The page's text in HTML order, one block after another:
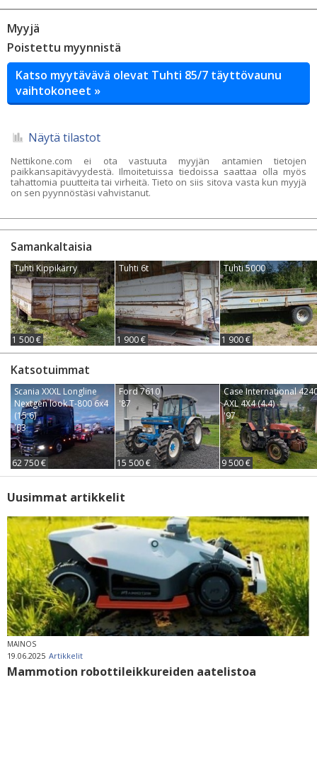
Myyjä
Poistettu myynnistä
Katso myytävävä olevat Tuhti 85/7 täyttövaunu
vaihtokoneet »
Näytä tilastot
Nettikone.com ei ota vastuuta myyjän antamien tietojen
paikkansapitävyydestä. Ilmoitetuissa tiedoissa saattaa olla myös
tahattomia puutteita tai virheitä. Tieto on siis sitova vasta kun myyjä
on sen pyynnöstäsi vahvistanut.
Samankaltaisia
Tuhti Kippikärry
1 500 €
Tuhti 6t
1 900 €
Tuhti 5000
1 900 €
Katsotuimmat
Scania XXXL Longline
Nextgen look T-800 6x4
(15.6)
'03
62 750 €
Ford 7610
'87
15 500 €
Case International
AXL 4X4 (4.4)
'97
9 500 €
Uusimmat artikkelit
MAINOS
19.06.2025 Artikkelit
Mammotion robottileikkureiden aatelistoa